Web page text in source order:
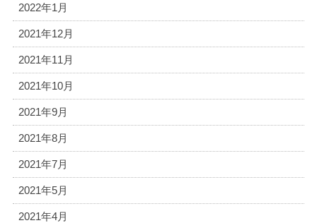
2022年1月
2021年12月
2021年11月
2021年10月
2021年9月
2021年8月
2021年7月
2021年5月
2021年4月